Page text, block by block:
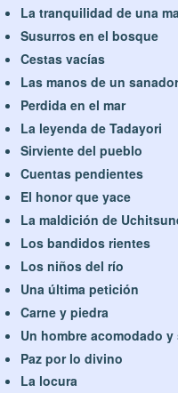
La tranquilidad de una
Susurros en el bosque
Cestas vacías
Las manos de un sanador
Perdida en el mar
La leyenda de Tadayori
Sirviente del pueblo
Cuentas pendientes
El honor que yace
La maldición de
Los bandidos rientes
Los niños del río
Una última petición
Carne y piedra
Un hombre acomodado
Paz por lo divino
La locura